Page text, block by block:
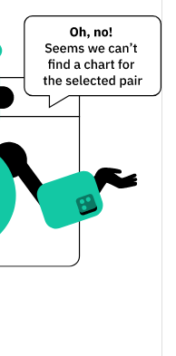
$0.043884198
$0.043884198 /
$0.035171069
$1,479.6896